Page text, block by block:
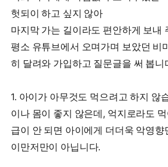
헛되이 하고 싶지 않아
마지막 가는 길이라도 편안하게 보내
평소 유튜브에서 오며가며 보았던 비
히 달려와 가입하고 질문글을 써 봅니
1. 아이가 아무것도 먹으려고 하지 않
이나 몸이 좋지 않은데, 억지로라도
급이 안 되면 아이에게 더더욱 악영향
이만저만이 아닙니다.